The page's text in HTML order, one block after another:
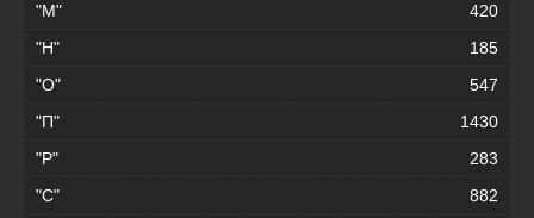
"М"
420
"Н"
185
"О"
547
"П"
1430
"Р"
283
"С"
882